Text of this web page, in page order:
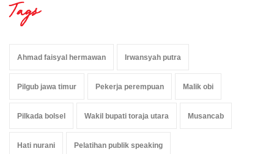
Tags
Ahmad faisyal hermawan Irwansyah putra
Pilgub jawa timur Pekerja perempuan Malik obi
Pilkada bolsel Wakil bupati toraja utara Musancab
Hati nurani Pelatihan publik speaking